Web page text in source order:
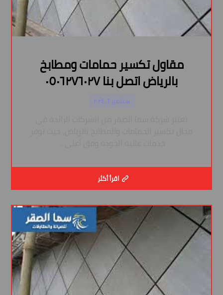
مقاول تكسير حمامات ومطابخ
بالرياض اتصل بنا ٠٥٠٦٢٧٦٠٢٧
سبتمبر ٦, ٢٠٢٤
اقرأ أكثر